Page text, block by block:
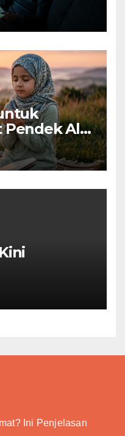
Pendek Al-
Ini Penjelasan